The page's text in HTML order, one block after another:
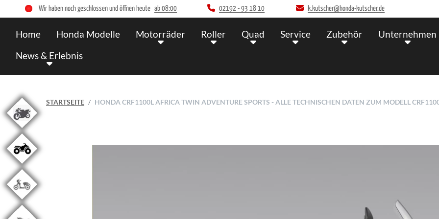
Wir haben noch geschlossen und öffnen heute ab 08:00 02192 - 93 18 10 k.kutscher@honda-kutscher.de
Home Honda Modelle Motorräder Roller Quad Service Zubehör
Unternehmen
News & Erlebnis
STARTSEITE HONDA CRF1100L AFRICA TWIN ADVENTURE SPORTS - ALLE TECHNISCHEN DATEN ZUM MODELL